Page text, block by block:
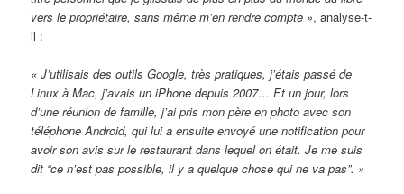
vers le propriétaire, sans même m’en rendre compte », analyse-t-
il :
« J’utilisais des outils Google, très pratiques, j’étais passé de
Linux à Mac, j’avais un iPhone depuis 2007… Et un jour, lors
d’une réunion de famille, j’ai pris mon père en photo avec son
téléphone Android, qui lui a ensuite envoyé une notification pour
avoir son avis sur le restaurant dans lequel on était. Je me suis
dit “ce n’est pas possible, il y a quelque chose qui ne va pas”. »